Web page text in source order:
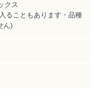
クス
ることもあります・品種
ん)